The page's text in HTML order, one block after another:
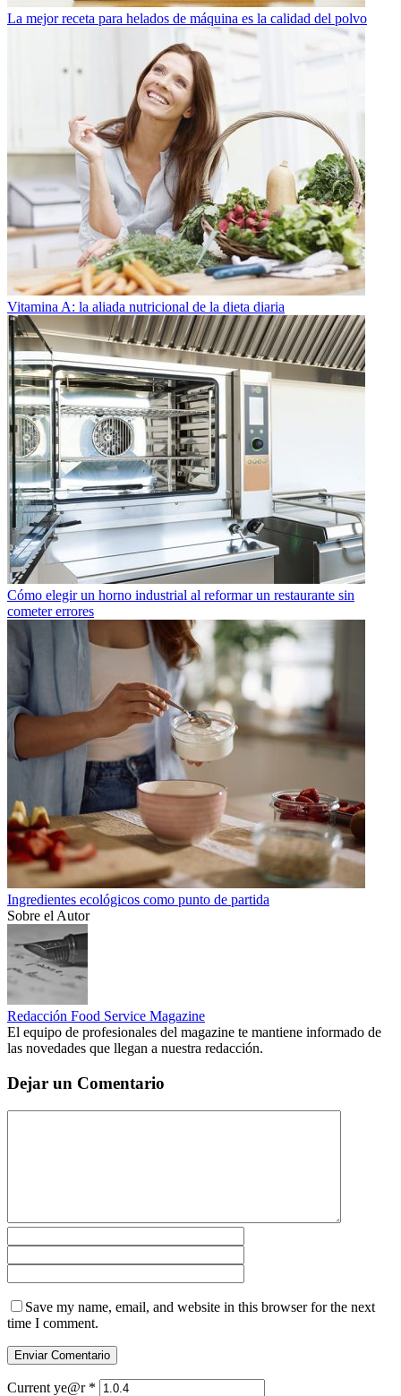
La mejor receta para helados de máquina es la calidad del polvo
Vitamina A: la aliada nutricional de la dieta diaria
Cómo elegir un horno industrial al reformar un restaurante sin
cometer errores
Ingredientes ecológicos como punto de partida
Sobre el Autor
Redacción Food Service Magazine
El equipo de profesionales del magazine te mantiene informado de
las novedades que llegan a nuestra redacción.
Dejar un Comentario
Save my name, email, and website in this browser for the next
time I comment.
Current ye@r *